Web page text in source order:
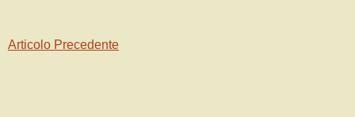
Articolo Precedente